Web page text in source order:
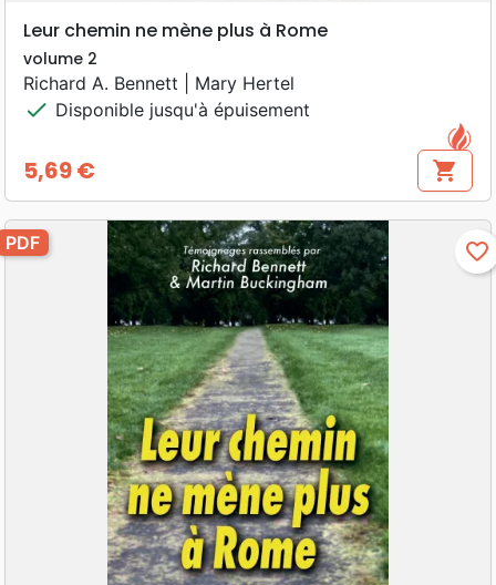
Leur chemin ne mène plus à Rome
volume 2
Richard A. Bennett | Mary Hertel
check Disponible jusqu'à épuisement
Prix
5,69 € shopping_cart
PDF favorite_border